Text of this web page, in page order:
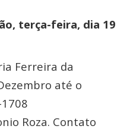
terça-feira, dia 19
Ferreira da
até o
Roza. Contato